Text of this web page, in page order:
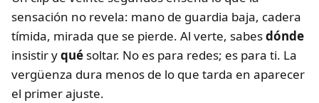
sensación no revela: mano de guardia baja, cadera
tímida, mirada que se pierde. Al verte, sabesdónde
insistir yqué soltar. No es para redes; es para ti. La
vergüenza dura menos de lo que tarda en aparecer
el primer ajuste.